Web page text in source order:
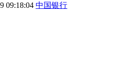
09:18:04 中国银行